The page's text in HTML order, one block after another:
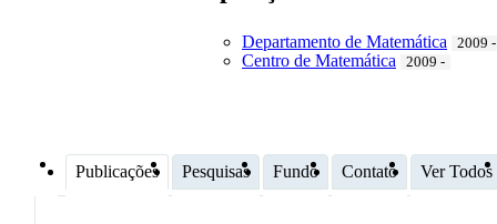
Departamento de Matemática 2009 -
Centro de Matemática 2009 -
Publicações Pesquisas Fundo Contato Ver Todos